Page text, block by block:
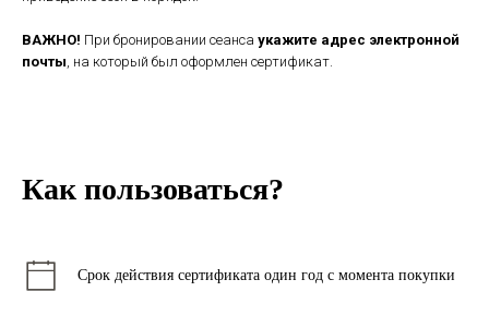
ВАЖНО! При бронировании сеанса укажите адрес электронной
почты, на который был оформлен сертификат.
Как пользоваться?
Срок действия сертификата один год с момента покупки